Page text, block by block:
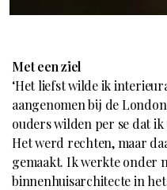
Met een ziel
‘Het liefst wilde ik
aangenomen bij de
ouders wilden per se dat
Het werd rechten, maar
gemaakt. Ik werkte onder
binnenhuisarchitecte in